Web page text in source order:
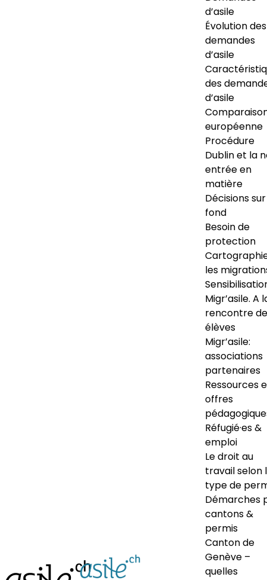
d’asile
Évolution des
demandes
d’asile
des
d’asile
européenne
Procédure
Dublin et la
entrée en
matière
Décisions
fond
Besoin de
protection
les
Migr’asile. A
rencontre
élèves
Migr’asile:
associations
partenaires
Ressources
offres
Réfugié·es &
emploi
Le droit au
travail selon
type de
Démarches
cantons &
permis
Canton de
Genève –
quelles